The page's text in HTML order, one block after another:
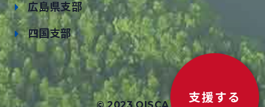
支援する
広島県支部
四国支部